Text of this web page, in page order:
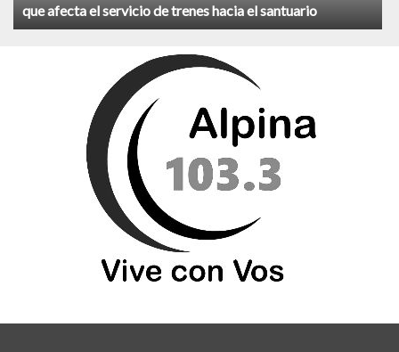
que afecta el servicio de trenes hacia el santuario